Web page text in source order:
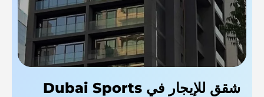
شقق للإيجار في Dubai Sports